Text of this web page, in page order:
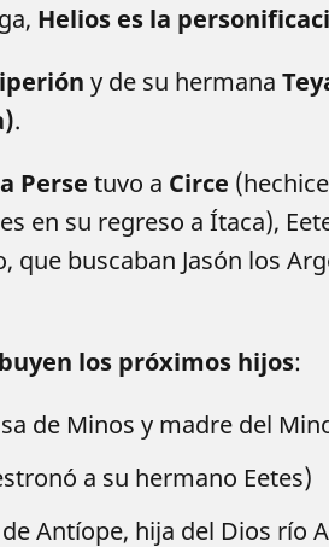
Helios es la
y de su hermana
.
Perse tuvo a Circe
en su regreso a Ítaca),
que buscaban Jasón los
los próximos hijos:
de Minos y madre del
a su hermano Eetes)
Antíope, hija del Dios río